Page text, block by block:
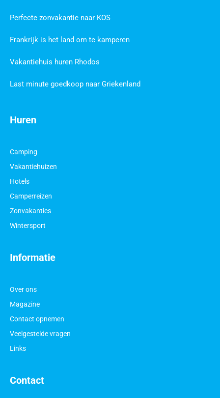
Contact
Informatie
Over ons
Magazine
Contact opnemen
Veelgestelde vragen
Links
Huren
Camping
Vakantiehuizen
Hotels
Camperreizen
Zonvakanties
Wintersport
Perfecte zonvakantie naar KOS
Frankrijk is het land om te kamperen
Vakantiehuis huren Rhodos
Last minute goedkoop naar Griekenland